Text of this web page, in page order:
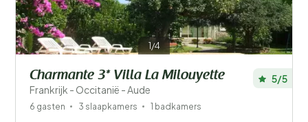
1/4
Charmante 3* Villa La Milouyette
Frankrijk - Occitanië - Aude
5/5
6 gasten 3 slaapkamers 1 badkamers